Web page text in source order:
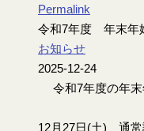
Permalink
令和7年度 年末年
お知らせ
2025-12-24
令和7年度の年末
12月27日(土) 通常